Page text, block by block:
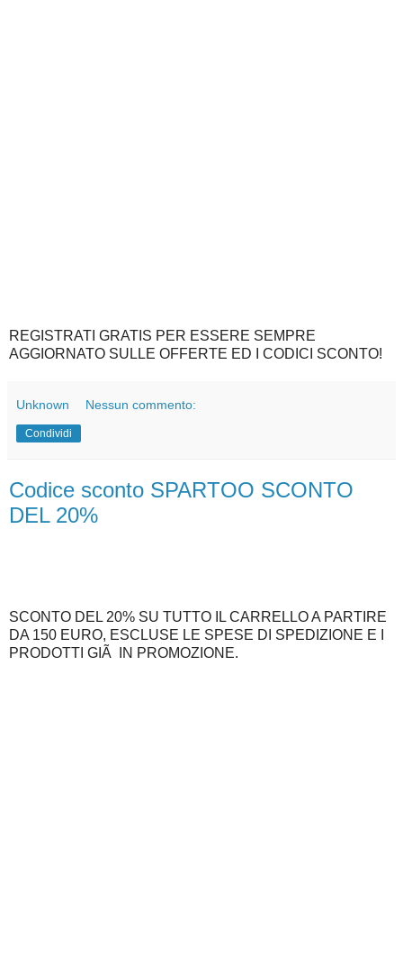
REGISTRATI GRATIS PER ESSERE SEMPRE
AGGIORNATO SULLE OFFERTE ED I CODICI SCONTO!
Unknown Nessun commento:
Condividi
Codice sconto SPARTOO SCONTO
DEL 20%
SCONTO DEL 20% SU TUTTO IL CARRELLO A PARTIRE
DA 150 EURO, ESCLUSE LE SPESE DI SPEDIZIONE E I
PRODOTTI GIÃ IN PROMOZIONE.